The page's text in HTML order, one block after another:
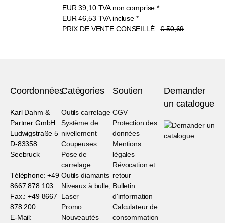
EUR39,10 TVA non comprise *
EUR46,53 TVA incluse *
PRIX DE VENTE CONSEILLÉ :€ 50,69
Coordonnées
Karl Dahm &
Partner GmbH
Ludwigstraße 5
D-83358
Seebruck
Téléphone: +49
8667 878 103
Fax.: +49 8667
878 200
E-Mail:
Catégories
Outils carrelage
Système de
nivellement
Coupeuses
Pose de
carrelage
Outils diamants
Niveaux à bulle,
Laser
Promo
Nouveautés
Soutien
CGV
Protection des
données
Mentions
légales
Révocation et
retour
Bulletin
d'information
Calculateur de
consommation
Demander
un catalogue